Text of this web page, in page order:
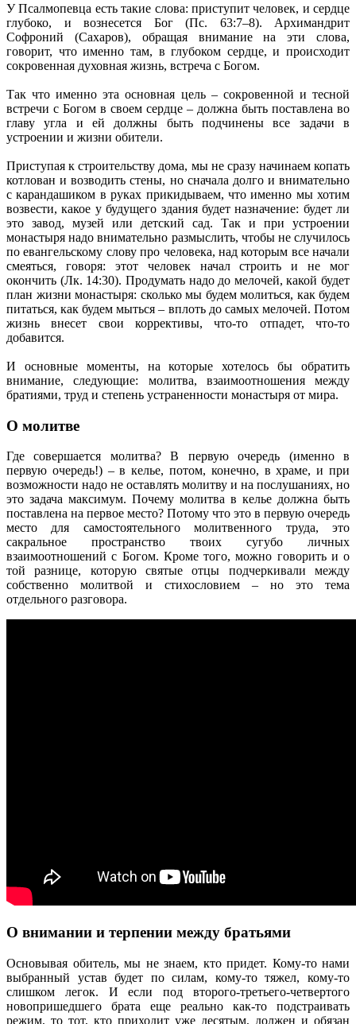
У Псалмопевца есть такие слова: приступит человек, и сердце
глубоко, и вознесется Бог (Пс. 63:7–8). Архимандрит
Софроний (Сахаров), обращая внимание на эти слова,
говорит, что именно там, в глубоком сердце, и происходит
сокровенная духовная жизнь, встреча с Богом.
Так что именно эта основная цель – сокровенной и тесной
встречи с Богом в своем сердце – должна быть поставлена во
главу угла и ей должны быть подчинены все задачи в
устроении и жизни обители.
Приступая к строительству дома, мы не сразу начинаем копать
котлован и возводить стены, но сначала долго и внимательно
с карандашиком в руках прикидываем, что именно мы хотим
возвести, какое у будущего здания будет назначение: будет ли
это завод, музей или детский сад. Так и при устроении
монастыря надо внимательно размыслить, чтобы не случилось
по евангельскому слову про человека, над которым все начали
смеяться, говоря: этот человек начал строить и не мог
окончить (Лк. 14:30). Продумать надо до мелочей, какой будет
план жизни монастыря: сколько мы будем молиться, как будем
питаться, как будем мыться – вплоть до самых мелочей. Потом
жизнь внесет свои коррективы, что-то отпадет, что-то
добавится.
И основные моменты, на которые хотелось бы обратить
внимание, следующие: молитва, взаимоотношения между
братиями, труд и степень устраненности монастыря от мира.
О молитве
Где совершается молитва? В первую очередь (именно в
первую очередь!) – в келье, потом, конечно, в храме, и при
возможности надо не оставлять молитву и на послушаниях, но
это задача максимум. Почему молитва в келье должна быть
поставлена на первое место? Потому что это в первую очередь
место для самостоятельного молитвенного труда, это
сакральное пространство твоих сугубо личных
взаимоотношений с Богом. Кроме того, можно говорить и о
той разнице, которую святые отцы подчеркивали между
собственно молитвой и стихословием – но это тема
отдельного разговора.
О внимании и терпении между братьями
Основывая обитель, мы не знаем, кто придет. Кому-то нами
выбранный устав будет по силам, кому-то тяжел, кому-то
слишком легок. И если под второго-третьего-четвертого
новопришедшего брата еще реально как-то подстраивать
режим, то тот, кто приходит уже десятым, должен и обязан